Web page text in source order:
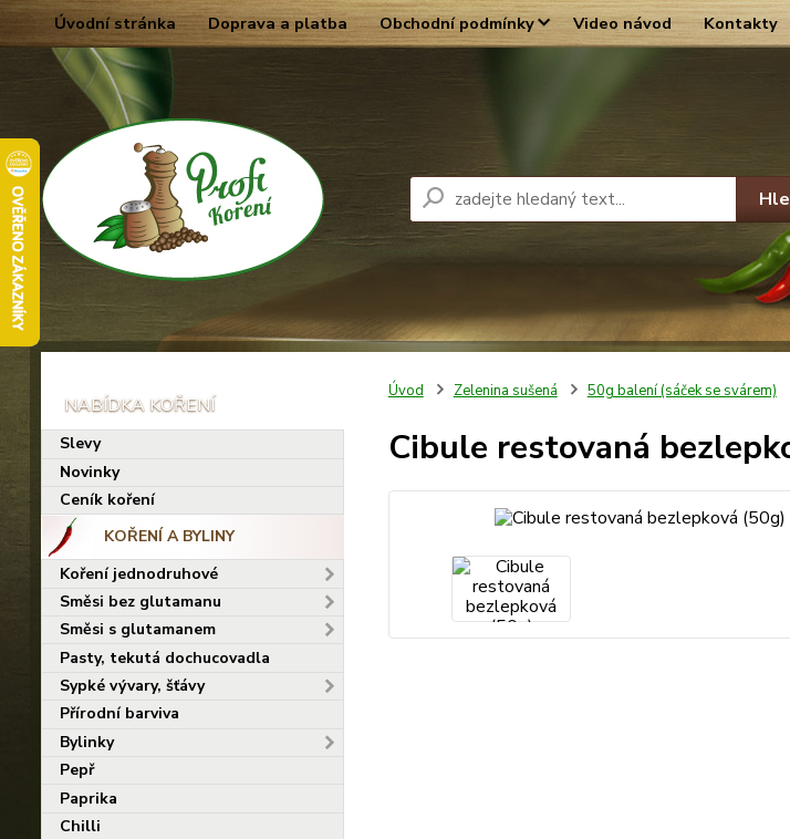
Úvodní stránka Doprava a platba Obchodní podmínky Video návod Kontakty
Slevy
Novinky
Ceník koření
KOŘENÍ A BYLINY
Koření jednodruhové
Směsi bez glutamanu
Směsi s glutamanem
Pasty, tekutá dochucovadla
Sypké vývary, šťávy
Přírodní barviva
Bylinky
Pepř
Paprika
Chilli
Úvod Zelenina sušená 50g balení (sáček se svárem)
Cibule restovaná